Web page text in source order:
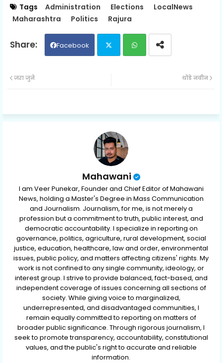
Tags Administration Elections
LocalNews
Maharashtra
Politics Rajura
Facebook
ap
थोडे नवीन
जरा जुने
Mahawani
I am Veer Punekar, Founder and Chief Editor of Mahawani
News, holding a Master's Degree in Mass Communication
and Journalism. Journalism, for me, is not merely a
profession but a commitment to truth, public interest, and
democratic accountability. I specialize in reporting on
governance, politics, agriculture, rural development, social
justice, education, healthcare, law and order, environmental
issues, public policy, and matters affecting citizens' rights. My
work is not confined to any single community, ideology, or
interest group. I strive to provide balanced, fact-based, and
independent coverage of issues concerning all sections of
society. While giving voice to marginalized,
underrepresented, and disadvantaged communities, I
remain equally committed to reporting on matters of
broader public significance. Through rigorous journalism, I
seek to promote transparency, accountability, constitutional
values, and the public's right to accurate and reliable
information.